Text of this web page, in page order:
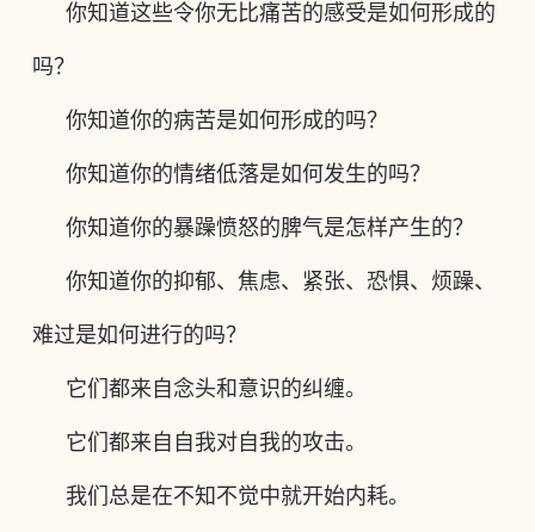
你知道这些令你无比痛苦的感受是如何形成的
吗？
你知道你的病苦是如何形成的吗？
你知道你的情绪低落是如何发生的吗？
你知道你的暴躁愤怒的脾气是怎样产生的？
你知道你的抑郁、焦虑、紧张、恐惧、烦躁、
难过是如何进行的吗？
它们都来自念头和意识的纠缠。
它们都来自自我对自我的攻击。
我们总是在不知不觉中就开始内耗。